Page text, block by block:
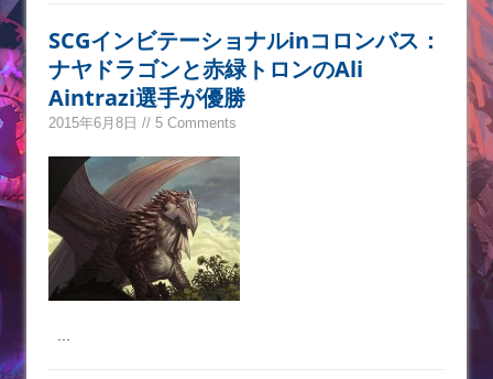
SCGインビテーショナルinコロンバス：
ナヤドラゴンと赤緑トロンのAli
Aintrazi選手が優勝
2015年6月8日 // 5 Comments